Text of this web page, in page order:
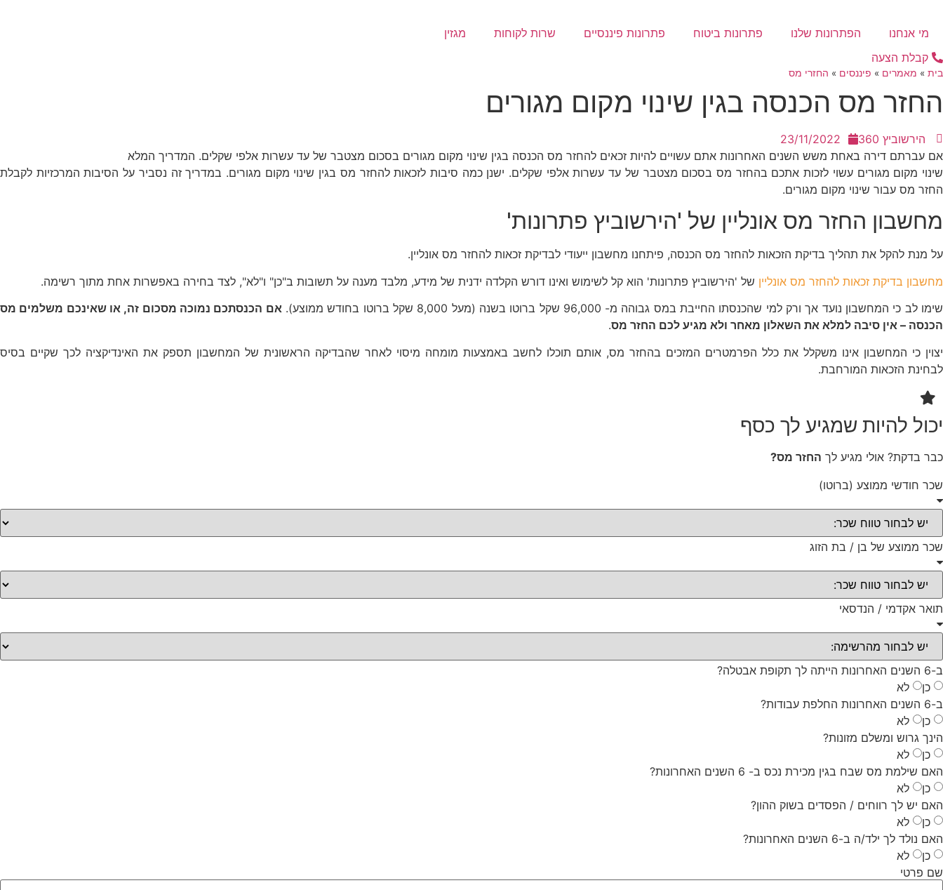
מי אנחנו הפתרונות שלנו פתרונות ביטוח פתרונות פיננסיים שרות לקוחות
מגזין
קבלת הצעה
בית » מאמרים » פיננסים » החזרי מס
החזר מס הכנסה בגין שינוי מקום מגורים
הירשוביץ 360
23/11/2022
אם עברתם דירה באחת משש השנים האחרונות אתם עשויים להיות זכאים להחזר מס הכנסה בגין שינוי מקום מגורים בסכום מצטבר של עד עשרות אלפי שקלים. המדריך המלא
שינוי מקום מגורים עשוי לזכות אתכם בהחזר מס בסכום מצטבר של עד עשרות אלפי שקלים. ישנן כמה סיבות לזכאות להחזר מס בגין שינוי מקום מגורים. במדריך זה נסביר על הסיבות המרכזיות לקבלת
החזר מס עבור שינוי מקום מגורים.
מחשבון החזר מס אונליין של 'הירשוביץ פתרונות'
על מנת להקל את תהליך בדיקת הזכאות להחזר מס הכנסה, פיתחנו מחשבון ייעודי לבדיקת זכאות להחזר מס אונליין.
מחשבון בדיקת זכאות להחזר מס אונליין של 'הירשוביץ פתרונות' הוא קל לשימוש ואינו דורש הקלדה ידנית של מידע, מלבד מענה על תשובות ב"כן" ו"לא", לצד בחירה באפשרות אחת מתוך רשימה.
שימו לב כי המחשבון נועד אך ורק למי שהכנסתו החייבת במס גבוהה מ- 96,000 שקל ברוטו בשנה (מעל 8,000 שקל ברוטו בחודש ממוצע).
אם הכנסתכם נמוכה מסכום זה, או שאינכם משלמים מס
הכנסה – אין סיבה למלא את השאלון מאחר ולא מגיע לכם החזר מס.
יצוין כי המחשבון אינו משקלל את כלל הפרמטרים המזכים בהחזר מס, אותם תוכלו לחשב באמצעות מומחה מיסוי לאחר שהבדיקה הראשונית של המחשבון תספק את האינדיקציה לכך שקיים בסיס
לבחינת הזכאות המורחבת.
יכול להיות שמגיע לך כסף
כבר בדקת? אולי מגיע לך החזר מס?
שכר חודשי ממוצע (ברוטו)
שכר ממוצע של בן / בת הזוג
תואר אקדמי / הנדסאי
ב-6 השנים האחרונות הייתה לך תקופת אבטלה?
כן
לא
ב-6 השנים האחרונות החלפת עבודות?
כן
לא
הינך גרוש ומשלם מזונות?
כן
לא
האם שילמת מס שבח בגין מכירת נכס ב- 6 השנים האחרונות?
כן
לא
האם יש לך רווחים / הפסדים בשוק ההון?
כן
לא
האם נולד לך ילד/ה ב-6 השנים האחרונות?
כן
לא
שם פרטי